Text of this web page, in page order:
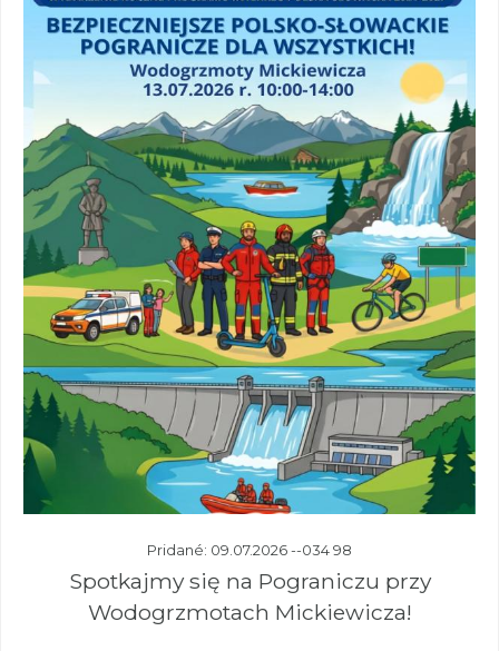
Pridané: 09.07.2026 --034 98
Spotkajmy się na Pograniczu przy
Wodogrzmotach Mickiewicza!